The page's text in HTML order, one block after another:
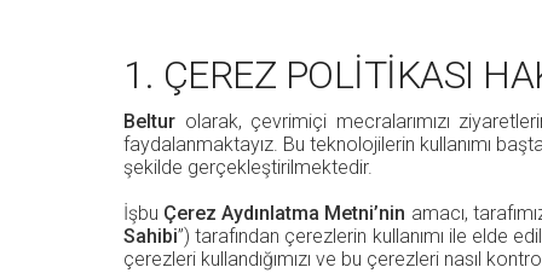
1. ÇEREZ POLİTİKASI
Beltur olarak, çevrimiçi mecralarımızı
faydalanmaktayız. Bu teknolojilerin kullanımı
şekilde gerçekleştirilmektedir.
İşbu Çerez Aydınlatma Metni’nin amacı,
Sahibi”) tarafından çerezlerin kullanımı ile elde
çerezleri kullandığımızı ve bu çerezleri nasıl